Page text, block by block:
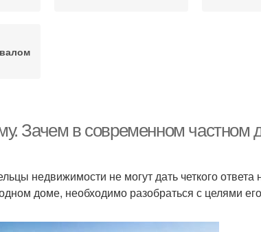
Зачем в современном частном
недвижимости не могут дать четкого ответа
доме, необходимо разобраться с целями